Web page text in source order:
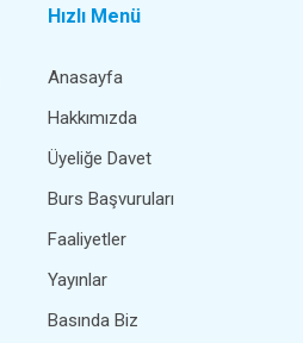
Hızlı Menü
Anasayfa
Hakkımızda
Üyeliğe Davet
Burs Başvuruları
Faaliyetler
Yayınlar
Basında Biz